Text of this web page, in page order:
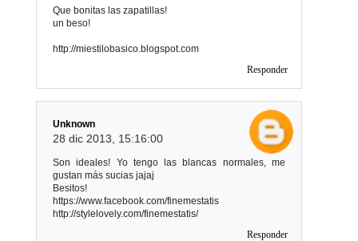
Que bonitas las zapatillas!
un beso!
http://miestilobasico.blogspot.com
Responder
Unknown
28 dic 2013, 15:16:00
Son ideales! Yo tengo las blancas normales, me
gustan más sucias jajaj
Besitos!
https://www.facebook.com/finemestatis
http://stylelovely.com/finemestatis/
Responder